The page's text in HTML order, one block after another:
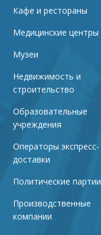
Кафе и рестораны
Медицинские центры
Музеи
Недвижимость и
строительство
Образовательные
учреждения
Операторы экспресс-
доставки
Политические партии
Производственные
компании